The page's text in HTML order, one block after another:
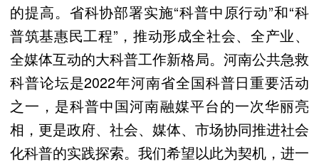
的提高。省科协部署实施“科普中原行动”和“科
普筑基惠民工程”，推动形成全社会、全产业、
全媒体互动的大科普工作新格局。河南公共急救
科普论坛是2022年河南省全国科普日重要活动
之一，是科普中国河南融媒平台的一次华丽亮
相，更是政府、社会、媒体、市场协同推进社会
化科普的实践探索。我们希望以此为契机，进一